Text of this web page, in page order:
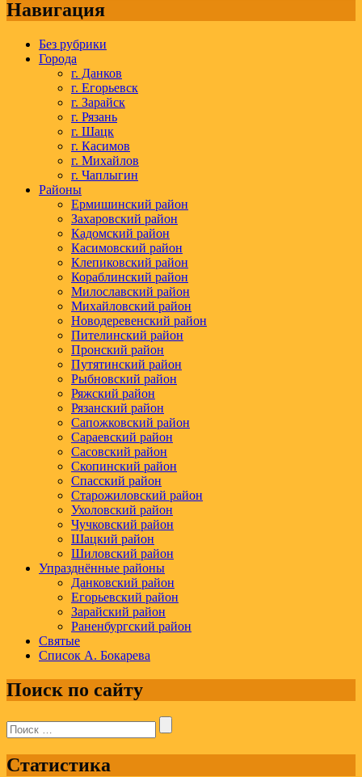
записям
Навигация
Без рубрики
Города
г. Данков
г. Егорьевск
г. Зарайск
г. Рязань
г. Шацк
г. Касимов
г. Михайлов
г. Чаплыгин
Районы
Ермишинский район
Захаровский район
Кадомский район
Касимовский район
Клепиковский район
Кораблинский район
Милославский район
Михайловский район
Новодеревенский район
Пителинский район
Пронский район
Путятинский район
Рыбновский район
Ряжский район
Рязанский район
Сапожковский район
Сараевский район
Сасовский район
Скопинский район
Спасский район
Старожиловский район
Ухоловский район
Чучковский район
Шацкий район
Шиловский район
Упразднённые районы
Данковский район
Егорьевский район
Зарайский район
Раненбургский район
Святые
Список А. Бокарева
Поиск по сайту
Поиск:
Статистика